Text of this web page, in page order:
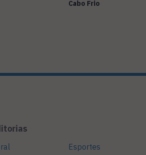
Cabo Frio
Esportes